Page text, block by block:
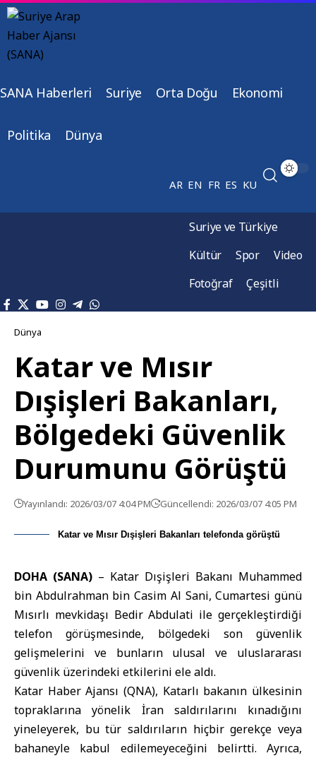
SANA Haberleri Suriye Orta Doğu Ekonomi
Politika Dünya
AR EN FR ES KU
Suriye ve Türkiye
Kültür
Spor
Video
Fotoğraf
Çeşitli
Dünya
Katar ve Mısır
Dışişleri Bakanları,
Bölgedeki Güvenlik
Durumunu Görüştü
Yayınlandı: 2026/03/07 4:04 PM Güncellendi: 2026/03/07 4:05 PM
Katar ve Mısır Dışişleri Bakanları telefonda görüştü
DOHA (SANA) – Katar Dışişleri Bakanı Muhammed
bin Abdulrahman bin Casim Al Sani, Cumartesi günü
Mısırlı mevkidaşı Bedir Abdulati ile gerçekleştirdiği
telefon görüşmesinde, bölgedeki son güvenlik
gelişmelerini ve bunların ulusal ve uluslararası
güvenlik üzerindeki etkilerini ele aldı.
Katar Haber Ajansı (QNA), Katarlı bakanın ülkesinin
topraklarına yönelik İran saldırılarını kınadığını
yineleyerek, bu tür saldırıların hiçbir gerekçe veya
bahaneyle kabul edilemeyeceğini belirtti. Ayrıca,